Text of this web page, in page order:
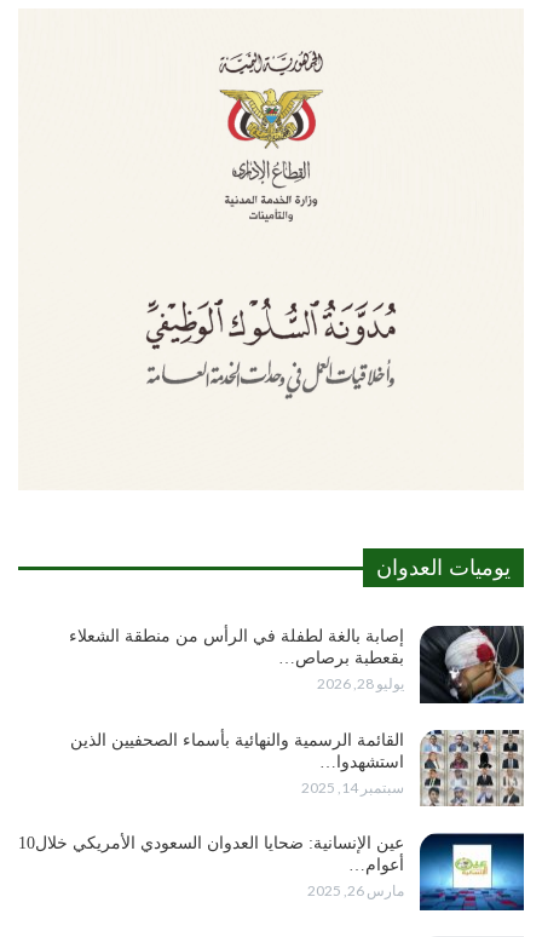
يوميات العدوان
إصابة بالغة لطفلة في الرأس من منطقة الشعلاء
بقعطبة برصاص…
يوليو 28, 2026
القائمة الرسمية والنهائية بأسماء الصحفيين الذين
استشهدوا…
سبتمبر 14, 2025
عين الإنسانية: ضحايا العدوان السعودي الأمريكي خلال10
أعوام…
مارس 26, 2025